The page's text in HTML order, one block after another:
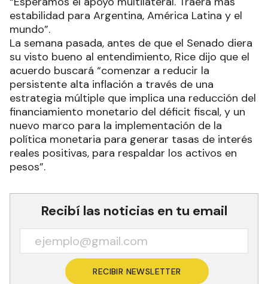
estabilidad para Argentina, América Latina y el
mundo”.
La semana pasada, antes de que el Senado diera
su visto bueno al entendimiento, Rice dijo que el
acuerdo buscará “comenzar a reducir la
persistente alta inflación a través de una
estrategia múltiple que implica una reducción del
financiamiento monetario del déficit fiscal, y un
nuevo marco para la implementación de la
política monetaria para generar tasas de interés
reales positivas, para respaldar los activos en
pesos”.
Recibí las noticias en tu email
RECIBIR NEWSLETTER